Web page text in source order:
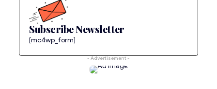
Subscribe Newsletter
[mc4wp_form]
- Advertisement -